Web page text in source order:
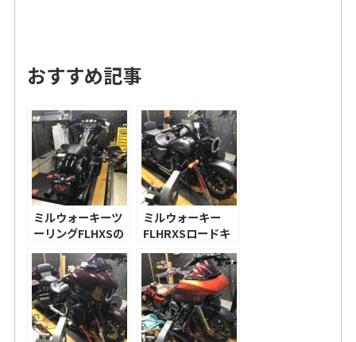
おすすめ記事
ミルウォーキーツ
ーリングFLHXSの
チューニング！
ミルウォーキー
FLHRXSロードキ
ングスペシャルの
チューニング！ミ
ルウォーキーで三
拍子をするには？